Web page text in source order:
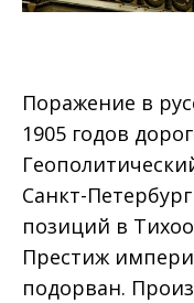
Поражение в
1905 годов
Санкт-
позиций в
Престиж
подорван.